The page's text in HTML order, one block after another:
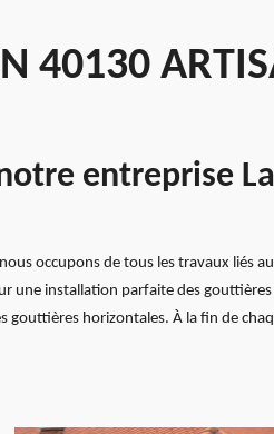
40130
entreprise
occupons de tous les travaux liés
installation parfaite des
horizontales. À la fin de